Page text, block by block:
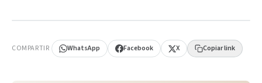
COMPARTIR WhatsApp Facebook X Copiar link